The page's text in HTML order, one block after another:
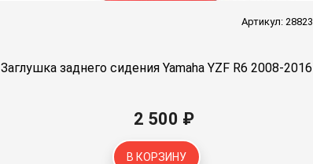
Артикул: 28823
Заглушка заднего сидения Yamaha YZF R6 2008-2016
2 500 ₽
В КОРЗИНУ